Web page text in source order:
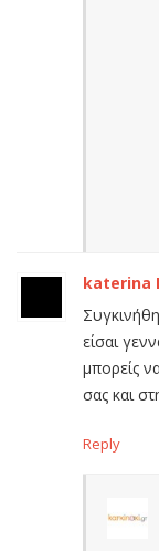
katerina
είσαι
μπορείς
σας και
Reply